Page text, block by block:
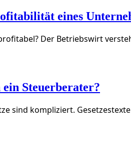
eines
Der Betriebswirt
Steuerberater?
sind kompliziert.